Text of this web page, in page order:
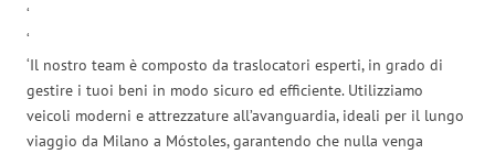
‘
‘
‘Il nostro team è composto da traslocatori esperti, in grado di
gestire i tuoi beni in modo sicuro ed efficiente. Utilizziamo
veicoli moderni e attrezzature all’avanguardia, ideali per il lungo
viaggio da Milano a Móstoles, garantendo che nulla venga